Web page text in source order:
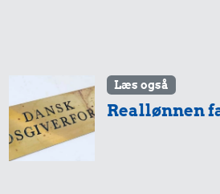
Læs også
Reallønnen